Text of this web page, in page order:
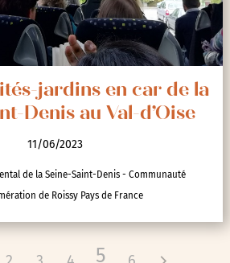
jardins en car de la
Denis au Val-d’Oise
11/06/2023
de la Seine-Saint-Denis - Communauté
de Roissy Pays de France
5